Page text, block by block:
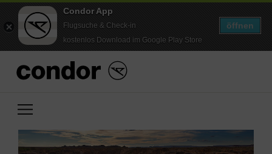
Condor App
Flugsuche & Check-in
kostenlos Download im Google Play Store
öffnen